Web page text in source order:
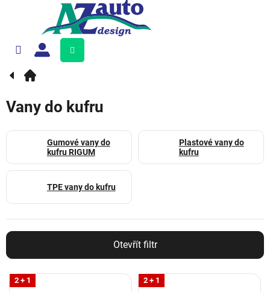
Nákupní
košík
Vany do kufru
Gumové vany do
kufru RIGUM
Plastové vany do
kufru
TPE vany do kufru
Otevřít filtr
V2 + 1 2 + 1